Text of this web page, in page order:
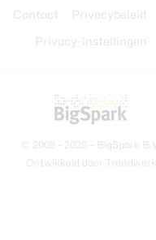
© 2008 - 2026 – BigSpark
Ontwikkeld door Trendwerk
Contact Privacybeleid
Privacy-instellingen